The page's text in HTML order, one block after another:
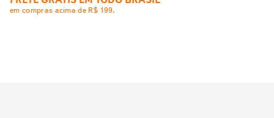
em compras acima de R$ 199.